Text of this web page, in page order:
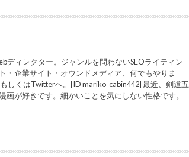
ディレクター。ジャンルを問わないSEOライティン
・企業サイト・オウンドメディア、何でもやりま
しくはTwitterへ。[ID mariko_cabin442] 最近、剣道五
が好きです。細かいことを気にしない性格です。